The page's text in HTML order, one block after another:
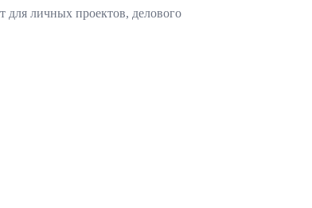
для личных проектов, делового